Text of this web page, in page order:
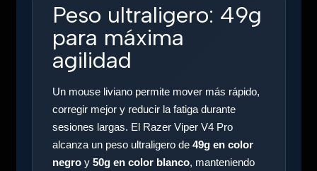
Peso ultraligero: 49g
para máxima
agilidad
Un mouse liviano permite mover más rápido,
corregir mejor y reducir la fatiga durante
sesiones largas. El Razer Viper V4 Pro
alcanza un peso ultraligero de 49g en color
negroy 50g en color blanco, manteniendo